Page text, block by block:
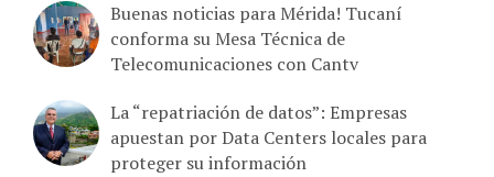
Buenas noticias para Mérida! Tucaní
conforma su Mesa Técnica de
Telecomunicaciones con Cantv
La “repatriación de datos”: Empresas
apuestan por Data Centers locales para
proteger su información